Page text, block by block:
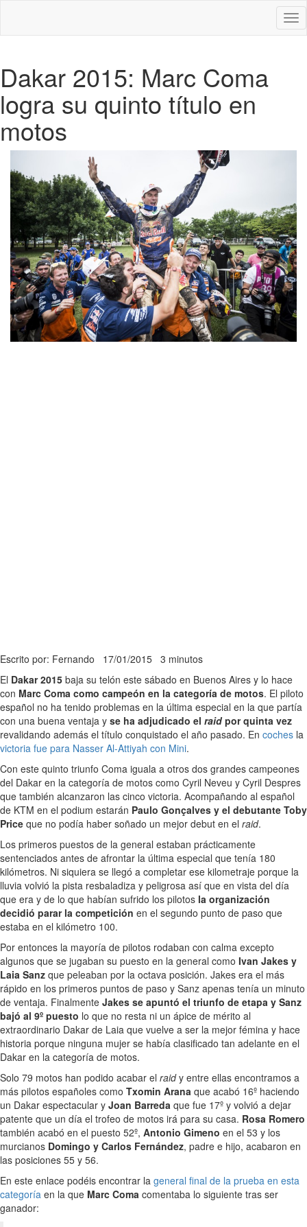
Dakar 2015: Marc Coma
logra su quinto título en
motos
Escrito por: Fernando 17/01/2015 3 minutos
El Dakar 2015 baja su telón este sábado en Buenos Aires y lo hace
con Marc Coma como campeón en la categoría de motos. El piloto
español no ha tenido problemas en la última especial en la que partía
con una buena ventaja y se ha adjudicado el raidpor quinta vez
revalidando además el título conquistado el año pasado. En coches la
victoria fue para Nasser Al-Attiyah con Mini.
Con este quinto triunfo Coma iguala a otros dos grandes campeones
del Dakar en la categoría de motos como Cyril Neveu y Cyril Despres
que también alcanzaron las cinco victoria. Acompañando al español
de KTM en el podium estarán Paulo Gonçalves y el debutante Toby
Price que no podía haber soñado un mejor debut en el raid.
Los primeros puestos de la general estaban prácticamente
sentenciados antes de afrontar la última especial que tenía 180
kilómetros. Ni siquiera se llegó a completar ese kilometraje porque la
lluvia volvió la pista resbaladiza y peligrosa así que en vista del día
que era y de lo que habían sufrido los pilotos la organización
decidió parar la competición en el segundo punto de paso que
estaba en el kilómetro 100.
Por entonces la mayoría de pilotos rodaban con calma excepto
algunos que se jugaban su puesto en la general como Ivan Jakes y
Laia Sanz que peleaban por la octava posición. Jakes era el más
rápido en los primeros puntos de paso y Sanz apenas tenía un minuto
de ventaja. Finalmente Jakes se apuntó el triunfo de etapa y Sanz
bajó al 9º puesto lo que no resta ni un ápice de mérito al
extraordinario Dakar de Laia que vuelve a ser la mejor fémina y hace
historia porque ninguna mujer se había clasificado tan adelante en el
Dakar en la categoría de motos.
Solo 79 motos han podido acabar el raidy entre ellas encontramos a
más pilotos españoles como Txomin Arana que acabó 16º haciendo
un Dakar espectacular y Joan Barreda que fue 17º y volvió a dejar
patente que un día el trofeo de motos irá para su casa. Rosa Romero
también acabó en el puesto 52º, Antonio Gimeno en el 53 y los
murcianos Domingo y Carlos Fernández, padre e hijo, acabaron en
las posiciones 55 y 56.
En este enlace podéis encontrar la general final de la prueba en esta
categoría en la que Marc Coma comentaba lo siguiente tras ser
ganador: